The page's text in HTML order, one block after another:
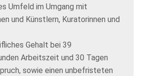
Umfeld im Umgang mit
und Künstlern, Kuratorinnen und
Gehalt bei 39
Arbeitszeit und 30 Tagen
sowie einen unbefristeten